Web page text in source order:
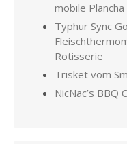
mobile
Typhur Sync
Rotisserie
Trisket vom
NicNac’s BBQ